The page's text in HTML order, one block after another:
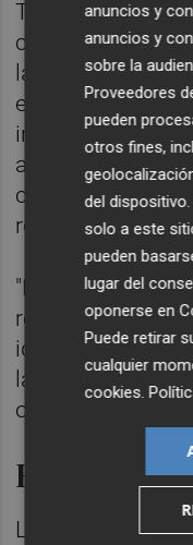
Torre del Señor
conservación, la
la puesta en
explicó que el
intervención es
adecuarla para
convirtiéndola en
referencia para
"Estamos ante
recuperar un
identidad
la ciudadanía
orgullo
Rico
La Torre del
anuncios y
anuncios y
sobre la
Proveedores
pueden
otros fines,
del
solo a este
pueden
lugar del
oponerse en
Puede retirar
cualquier
cookies.